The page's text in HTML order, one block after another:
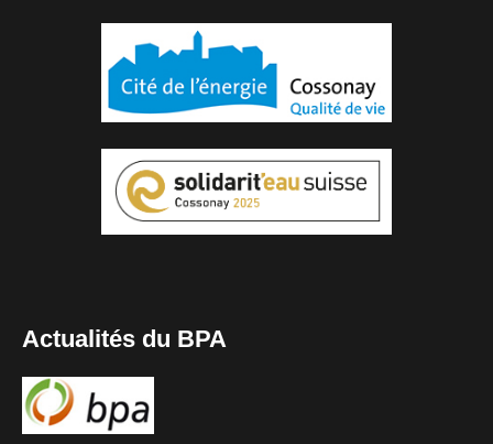
Actualités du BPA